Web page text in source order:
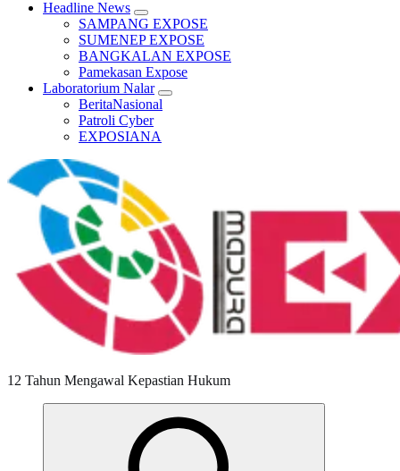
Headline News
SAMPANG EXPOSE
SUMENEP EXPOSE
BANGKALAN EXPOSE
Pamekasan Expose
Laboratorium Nalar
BeritaNasional
Patroli Cyber
EXPOSIANA
12 Tahun Mengawal Kepastian Hukum